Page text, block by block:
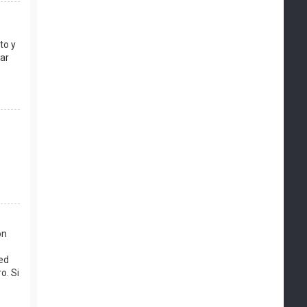
y
Si